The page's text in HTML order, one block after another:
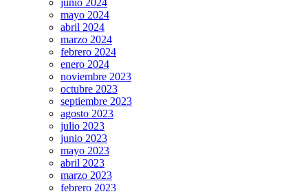
junio 2024
mayo 2024
abril 2024
marzo 2024
febrero 2024
enero 2024
noviembre 2023
octubre 2023
septiembre 2023
agosto 2023
julio 2023
junio 2023
mayo 2023
abril 2023
marzo 2023
febrero 2023